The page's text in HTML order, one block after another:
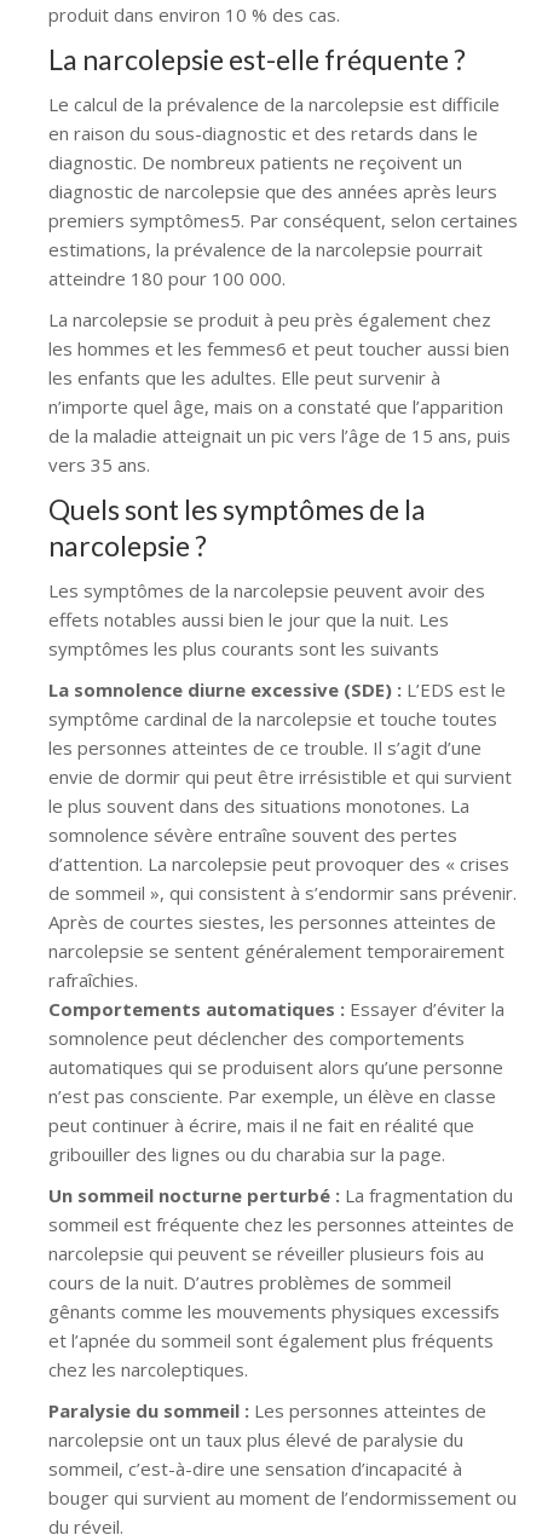
produit dans environ 10 % des cas.
La narcolepsie est-elle fréquente ?
Le calcul de la prévalence de la narcolepsie est difficile
en raison du sous-diagnostic et des retards dans le
diagnostic. De nombreux patients ne reçoivent un
diagnostic de narcolepsie que des années après leurs
premiers symptômes5. Par conséquent, selon certaines
estimations, la prévalence de la narcolepsie pourrait
atteindre 180 pour 100 000.
La narcolepsie se produit à peu près également chez
les hommes et les femmes6 et peut toucher aussi bien
les enfants que les adultes. Elle peut survenir à
n’importe quel âge, mais on a constaté que l’apparition
de la maladie atteignait un pic vers l’âge de 15 ans, puis
vers 35 ans.
Quels sont les symptômes de la
narcolepsie ?
Les symptômes de la narcolepsie peuvent avoir des
effets notables aussi bien le jour que la nuit. Les
symptômes les plus courants sont les suivants
La somnolence diurne excessive (SDE) : L’EDS est le
symptôme cardinal de la narcolepsie et touche toutes
les personnes atteintes de ce trouble. Il s’agit d’une
envie de dormir qui peut être irrésistible et qui survient
le plus souvent dans des situations monotones. La
somnolence sévère entraîne souvent des pertes
d’attention. La narcolepsie peut provoquer des « crises
de sommeil », qui consistent à s’endormir sans prévenir.
Après de courtes siestes, les personnes atteintes de
narcolepsie se sentent généralement temporairement
rafraîchies.
Comportements automatiques : Essayer d’éviter la
somnolence peut déclencher des comportements
automatiques qui se produisent alors qu’une personne
n’est pas consciente. Par exemple, un élève en classe
peut continuer à écrire, mais il ne fait en réalité que
gribouiller des lignes ou du charabia sur la page.
Un sommeil nocturne perturbé : La fragmentation du
sommeil est fréquente chez les personnes atteintes de
narcolepsie qui peuvent se réveiller plusieurs fois au
cours de la nuit. D’autres problèmes de sommeil
gênants comme les mouvements physiques excessifs
et l’apnée du sommeil sont également plus fréquents
chez les narcoleptiques.
Paralysie du sommeil : Les personnes atteintes de
narcolepsie ont un taux plus élevé de paralysie du
sommeil, c’est-à-dire une sensation d’incapacité à
bouger qui survient au moment de l’endormissement ou
du réveil.